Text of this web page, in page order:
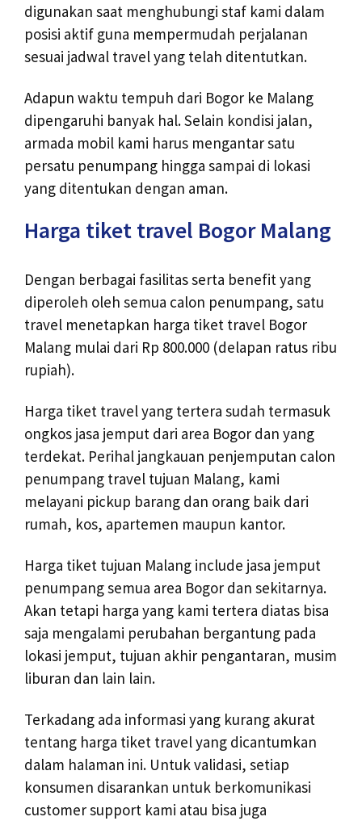
digunakan saat menghubungi staf kami dalam
posisi aktif guna mempermudah perjalanan
sesuai jadwal travel yang telah ditentutkan.
Adapun waktu tempuh dari Bogor ke Malang
dipengaruhi banyak hal. Selain kondisi jalan,
armada mobil kami harus mengantar satu
persatu penumpang hingga sampai di lokasi
yang ditentukan dengan aman.
Harga tiket travel Bogor Malang
Dengan berbagai fasilitas serta benefit yang
diperoleh oleh semua calon penumpang, satu
travel menetapkan harga tiket travel Bogor
Malang mulai dari Rp 800.000 (delapan ratus ribu
rupiah).
Harga tiket travel yang tertera sudah termasuk
ongkos jasa jemput dari area Bogor dan yang
terdekat. Perihal jangkauan penjemputan calon
penumpang travel tujuan Malang, kami
melayani pickup barang dan orang baik dari
rumah, kos, apartemen maupun kantor.
Harga tiket tujuan Malang include jasa jemput
penumpang semua area Bogor dan sekitarnya.
Akan tetapi harga yang kami tertera diatas bisa
saja mengalami perubahan bergantung pada
lokasi jemput, tujuan akhir pengantaran, musim
liburan dan lain lain.
Terkadang ada informasi yang kurang akurat
tentang harga tiket travel yang dicantumkan
dalam halaman ini. Untuk validasi, setiap
konsumen disarankan untuk berkomunikasi
customer support kami atau bisa juga